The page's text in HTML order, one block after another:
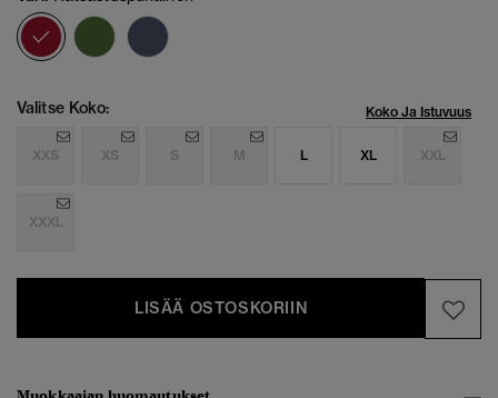
valittu
Valitse Koko: Koko Ja Istuvuus
XXS XS S M L XL XXL
XXXL
LISÄÄ OSTOSKORIIN